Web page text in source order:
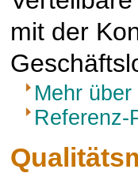
mit der
Mehr
Referenz-